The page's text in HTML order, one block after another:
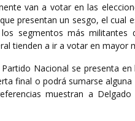
van a votar en las
presentan un sesgo, el cual
segmentos más
tienden a ir a votar en mayor
Nacional se presenta
final o podrá sumarse
muestran a